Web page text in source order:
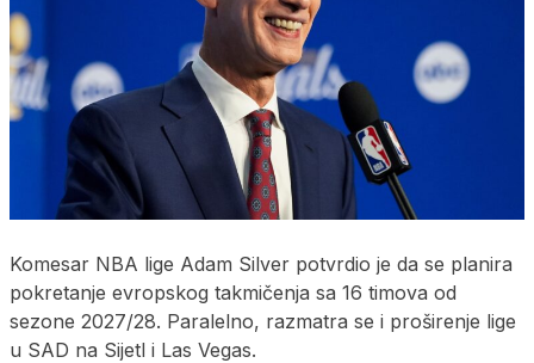
Komesar NBA lige Adam Silver potvrdio je da se planira
pokretanje evropskog takmičenja sa 16 timova od
sezone 2027/28. Paralelno, razmatra se i proširenje lige
u SAD na Sijetl i Las Vegas.